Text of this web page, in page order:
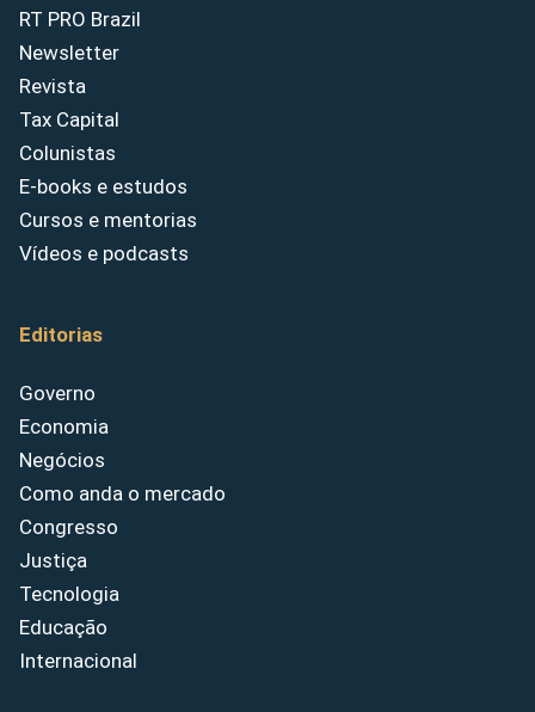
RT PRO Brazil
Newsletter
Revista
Tax Capital
Colunistas
E-books e estudos
Cursos e mentorias
Vídeos e podcasts
Editorias
Governo
Economia
Negócios
Como anda o mercado
Congresso
Justiça
Tecnologia
Educação
Internacional